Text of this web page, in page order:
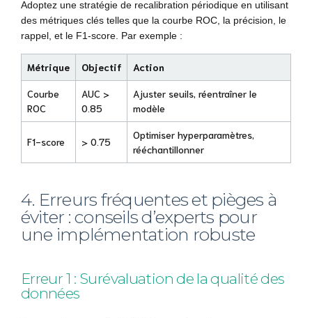
Adoptez une stratégie de recalibration périodique en utilisant
des métriques clés telles que la courbe ROC, la précision, le
rappel, et le F1-score. Par exemple :
Métrique Objectif Action
Courbe
ROC
AUC >
0.85
Ajuster seuils, réentraîner le
modèle
F1-score > 0.75
Optimiser hyperparamètres,
rééchantillonner
4. Erreurs fréquentes et pièges à
éviter : conseils d’experts pour
une implémentation robuste
Erreur 1 : Surévaluation de la qualité des
données